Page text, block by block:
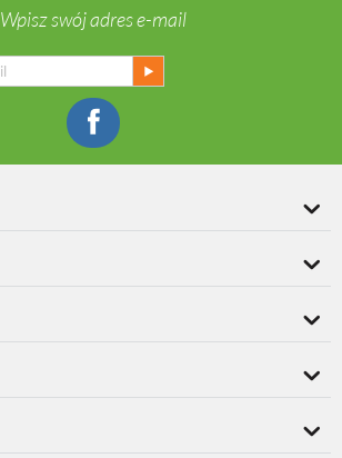
Wpisz swój adres e-mail